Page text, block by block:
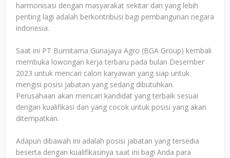
harmonisasi dengan masyarakat sekitar dan yang lebih
penting lagi adalah berkontribusi bagi pembangunan negara
indonesia.
Saat ini PT Bumitama Gunajaya Agro (BGA Group) kembali
membuka lowongan kerja terbaru pada bulan Desember
2023 untuk mencari calon karyawan yang siap untuk
mengisi posisi jabatan yang sedang dibutuhkan.
Perusahaan akan mencari kandidat yang terbaik sesuai
dengan kualifikasi dan yang cocok untuk posisi yang akan
ditempatkan.
Adapun dibawah ini adalah posisi jabatan yang tersedia
beserta dengan kualifikasinya saat ini bagi Anda para